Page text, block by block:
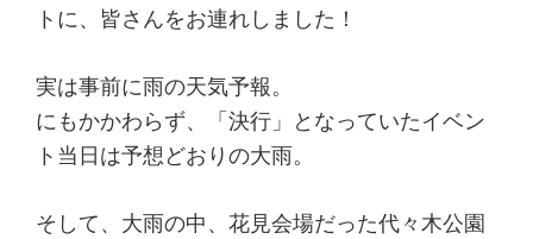
トに、皆さんをお連れしました！
実は事前に雨の天気予報。
にもかかわらず、「決行」となっていたイベン
ト当日は予想どおりの大雨。
そして、大雨の中、花見会場だった代々木公園